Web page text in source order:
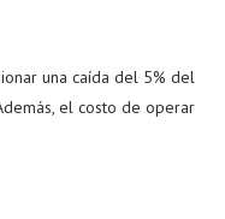
una caída del 5% del
el costo de operar